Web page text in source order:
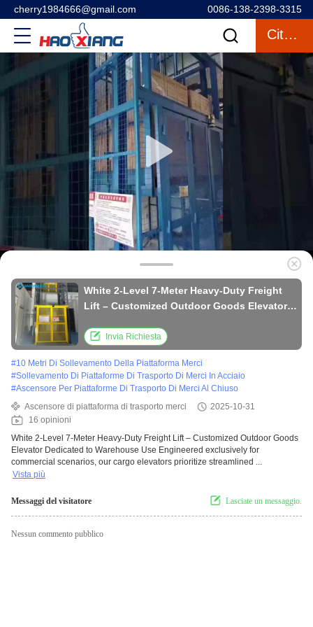
cherry1984666@gmail.com 0086-138-2398-3315
Citazione
White 2-Level 7-Meter Heavy-Duty Freight
Lift – Customized Outdoor Goods Elevator
Invia Richiesta
#10 Metri Di Sollevamento Della Piattaforma Merci
#Sollevamento Di Piattaforme Di Trasporto Di Merci In Acciaio
#Ascensore Per Piattaforme Di Trasporto Di Merci Al Chiuso
Ascensore di piattaforma di trasporto merci
2025-10-31
16 opinioni
White 2-Level 7-Meter Heavy-Duty Freight Lift – Customized Outdoor Goods
Elevator Dedicated to Warehouse Use Engineered exclusively for
commercial scenarios, our cargo elevators prioritize streamlined ...
Vista più
Messaggi del visitatore Lasciate un messaggio.
Nessun commento pubblico